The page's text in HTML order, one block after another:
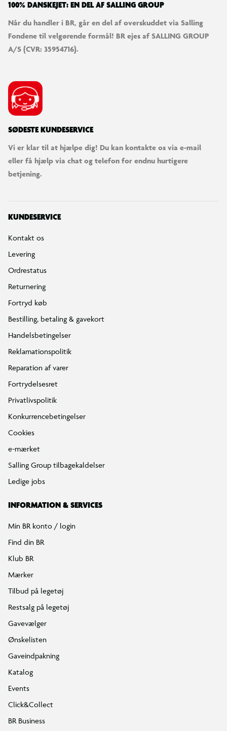
100% DANSKEJET: EN DEL AF SALLING GROUP
Når du handler i BR, går en del af overskuddet via Salling
Fondene til velgørende formål! BR ejes af SALLING GROUP
A/S (CVR: 35954716).
SØDESTE KUNDESERVICE
Vi er klar til at hjælpe dig! Du kan kontakte os via e-mail
eller få hjælp via chat og telefon for endnu hurtigere
betjening.
KUNDESERVICE
Kontakt os
Levering
Ordrestatus
Returnering
Fortryd køb
Bestilling, betaling & gavekort
Handelsbetingelser
Reklamationspolitik
Reparation af varer
Fortrydelsesret
Privatlivspolitik
Konkurrencebetingelser
Cookies
e-mærket
Salling Group tilbagekaldelser
Ledige jobs
INFORMATION & SERVICES
Min BR konto / login
Find din BR
Klub BR
Mærker
Tilbud på legetøj
Restsalg på legetøj
Gavevælger
Ønskelisten
Gaveindpakning
Katalog
Events
Click&Collect
BR Business